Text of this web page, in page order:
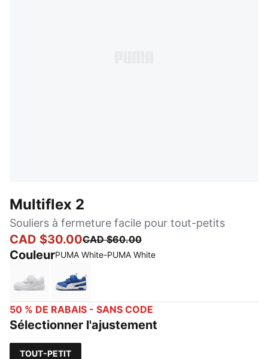
Multiflex 2
Souliers à fermeture facile pour tout-petits
CAD $30.00CAD $60.00
CouleurPUMA White-PUMA White
PUMA White-PUMA White
Clyde Royal-PUMA White
50 % DE RABAIS - SANS CODE
Sélectionner l'ajustement
TOUT-PETIT